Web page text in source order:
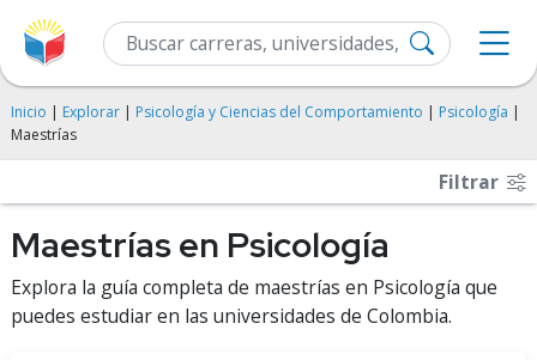
Inicio | Explorar | Psicología y Ciencias del Comportamiento | Psicología |
Maestrías
Filtrar
Maestrías en Psicología
Explora la guía completa de maestrías en Psicología que
puedes estudiar en las universidades de Colombia.